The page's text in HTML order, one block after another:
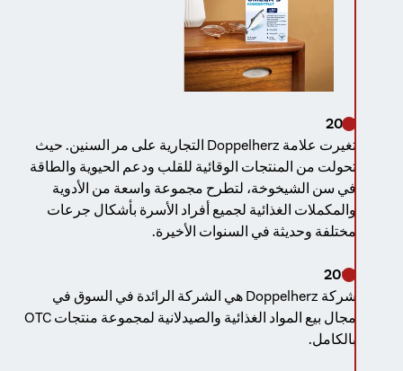
2011
تغيرت علامة Doppelherz التجارية على مر السنين. حيث
تحولت من المنتجات الوقائية للقلب ودعم الحيوية والطاقة
في سن الشيخوخة، لتطرح مجموعة واسعة من الأدوية
والمكملات الغذائية لجميع أفراد الأسرة بأشكال جرعات
مختلفة وحديثة في السنوات الأخيرة.
2014
شركة Doppelherz هي الشركة الرائدة في السوق في
مجال بيع المواد الغذائية والصيدلانية لمجموعة منتجات OTC
بالكامل.